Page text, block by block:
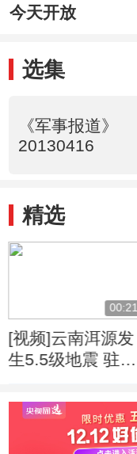
今天开放
选集
《军事报道》
20130416
精选
00:21
[视频]云南洱源发
生5.5级地震 驻军